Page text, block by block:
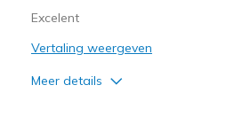
Excelent
Vertaling weergeven
Meer details